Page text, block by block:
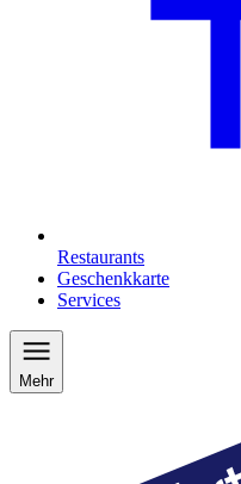
Restaurants
Geschenkkarte
Services
Mehr